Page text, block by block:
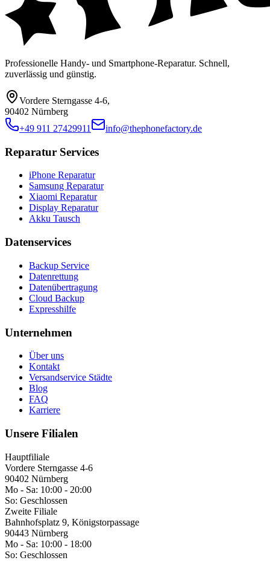
Professionelle Handy- und Smartphone-Reparatur. Schnell,
zuverlässig und günstig.
Vordere Sterngasse 4-6,
90402 Nürnberg
+49 911 27429911
info@thephonefactory.de
Reparatur Services
iPhone Reparatur
Samsung Reparatur
Xiaomi Reparatur
Display Reparatur
Akku Tausch
Datenservices
Backup Service
Datenrettung
Datenübertragung
Cloud Backup
Expresshilfe
Unternehmen
Über uns
Kontakt
Versandservice Städte
Blog
FAQ
Karriere
Unsere Filialen
Hauptfiliale
Vordere Sterngasse 4-6
90402 Nürnberg
Mo - Sa: 10:00 - 20:00
So: Geschlossen
Zweite Filiale
Bahnhofsplatz 9, Königstorpassage
90443 Nürnberg
Mo - Sa: 10:00 - 18:00
So: Geschlossen